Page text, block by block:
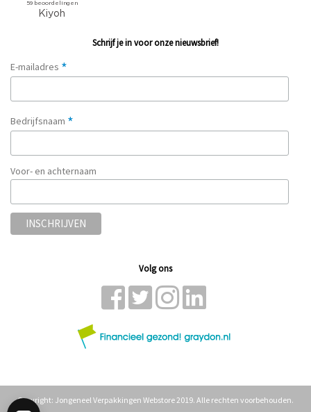
Schrijf je in voor onze nieuwsbrief!
E-mailadres *
Bedrijfsnaam *
Voor- en achternaam
Volg ons
Copyright: Jongeneel Verpakkingen Webstore 2019. Alle rechten voorbehouden.